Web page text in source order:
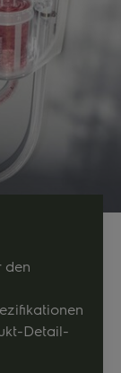
den
Detail-